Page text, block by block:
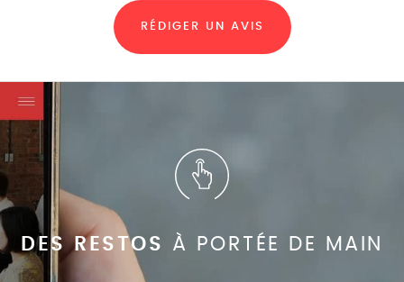
RÉDIGER UN AVIS
DES RESTOS À PORTÉE DE MAIN